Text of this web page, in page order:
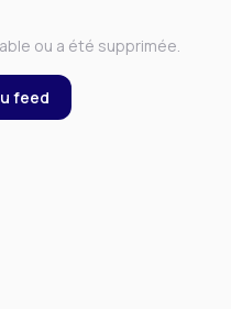
ou a été supprimée.
feed